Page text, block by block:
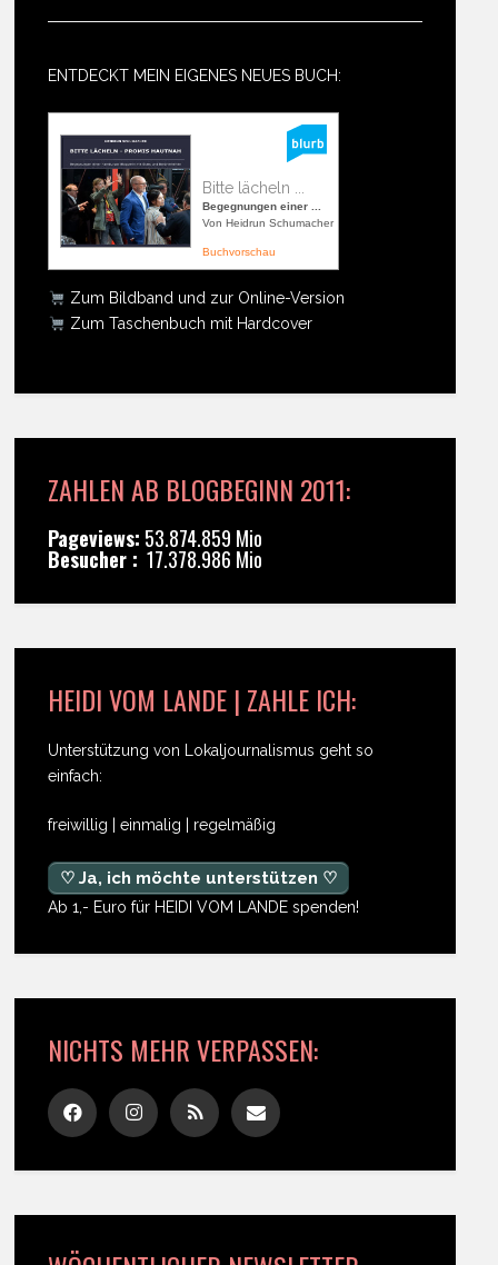
ENTDECKT MEIN EIGENES NEUES BUCH:
Bitte lächeln ...
Begegnungen einer ...
Von Heidrun Schumacher
Buchvorschau
Zum Bildband und zur Online-Version
Zum Taschenbuch mit Hardcover
ZAHLEN AB BLOGBEGINN 2011:
Pageviews: 53.874.859 Mio
Besucher : 17.378.986 Mio
HEIDI VOM LANDE | ZAHLE ICH:
Unterstützung von Lokaljournalismus geht so
einfach:
freiwillig | einmalig | regelmäßig
♡ Ja, ich möchte unterstützen ♡
Ab 1,- Euro für HEIDI VOM LANDE spenden!
NICHTS MEHR VERPASSEN: